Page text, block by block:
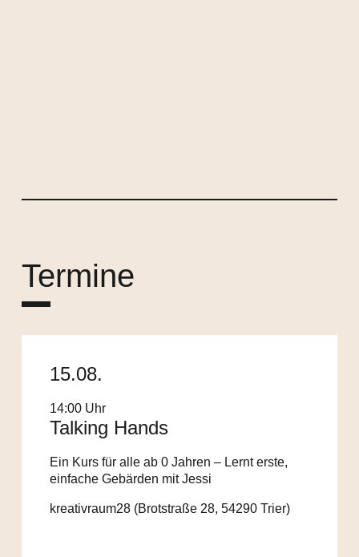
Termine
15.08.
14:00 Uhr
Talking Hands
Ein Kurs für alle ab 0 Jahren – Lernt erste,
einfache Gebärden mit Jessi
kreativraum28 (Brotstraße 28, 54290 Trier)